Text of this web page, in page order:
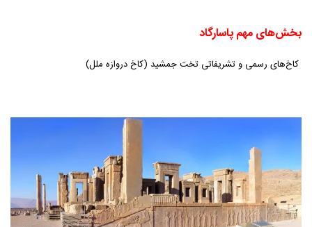
بخش‌های مهم پاسارگاد
کاخ‌های رسمی‌ و تشریفاتی‌ تخت جمشید (کاخ دروازه ملل)